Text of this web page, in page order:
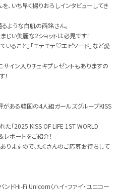
いち早く撮りおろしインタビューしてき
ような白肌の西銘さん。
い美麗な2ショットは必見です！
いること」「モテモテ♡エピソード」など愛
サイン入りチェキプレゼントもありますの
！
がある韓国の4人組ガールズグループKISS
「2025 KISS OF LIFE 1ST WORLD
レポートをご紹介！
りますので、たくさんのご応募お待ちして
ドHi-Fi Un!corn（ハイ・ファイ・ユニコー